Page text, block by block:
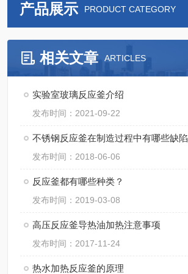
产品展示 PRODUCT CATEGORY
相关文章 ARTICLES
实验室玻璃反应釜介绍
发布时间：2021-09-22
不锈钢反应釜在制造过程中有哪些缺陷
发布时间：2018-06-06
反应釜都有哪些种类？
发布时间：2019-03-08
高压反应釜导热油加热注意事项
发布时间：2017-11-24
热水加热反应釜的原理